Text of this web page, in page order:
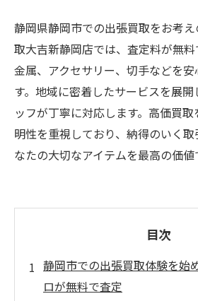
静岡県静岡市での出張買取をお考
取大吉新静岡店では、査定料が無
金属、アクセサリー、切手などを
す。地域に密着したサービスを展
ッフが丁寧に対応します。高価買
明性を重視しており、納得のいく
なたの大切なアイテムを最高の価値
目次
静岡市での出張買取体験を始
ロが無料で査定